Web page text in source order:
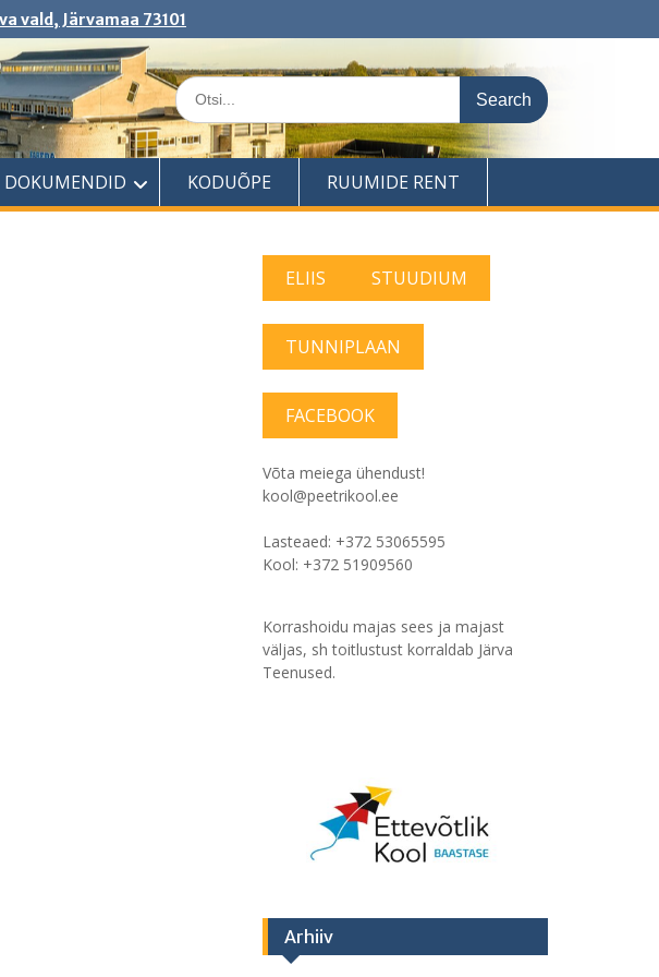
vald, Järvamaa 73101
Search
for:
DOKUMENDID KODUÕPE RUUMIDE RENT
ELIIS STUUDIUM
TUNNIPLAAN
FACEBOOK
Võta meiega ühendust!
kool@peetrikool.ee
Lasteaed: +372 53065595
Kool: +372 51909560
Korrashoidu majas sees ja majast
väljas, sh toitlustust korraldab Järva
Teenused.
Arhiiv